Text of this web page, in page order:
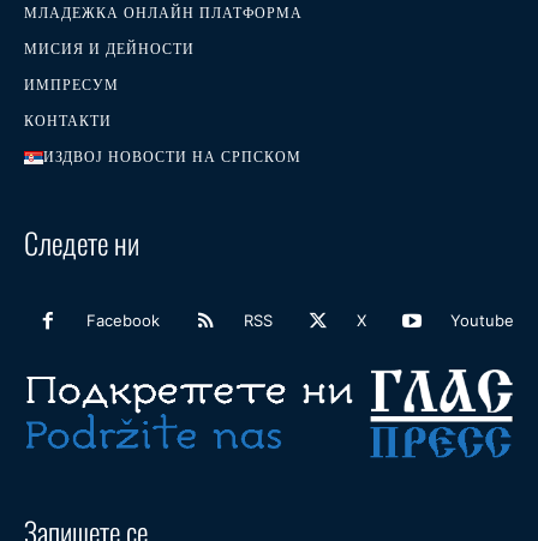
МЛАДЕЖКА ОНЛАЙН ПЛАТФОРМА
МИСИЯ И ДЕЙНОСТИ
ИМПРЕСУМ
КОНТАКТИ
ИЗДВОЈ НОВОСТИ НА СРПСКОМ
Следете ни
Facebook RSS X Youtube
Запишете се